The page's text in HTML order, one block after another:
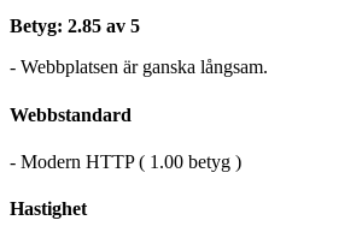
Betyg: 2.85 av 5
- Webbplatsen är ganska långsam.
Webbstandard
- Modern HTTP ( 1.00 betyg )
Hastighet